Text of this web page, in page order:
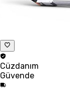
Cüzdanım
Güvende